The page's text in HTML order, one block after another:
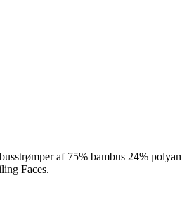
af 75% bambus 24%
Faces.